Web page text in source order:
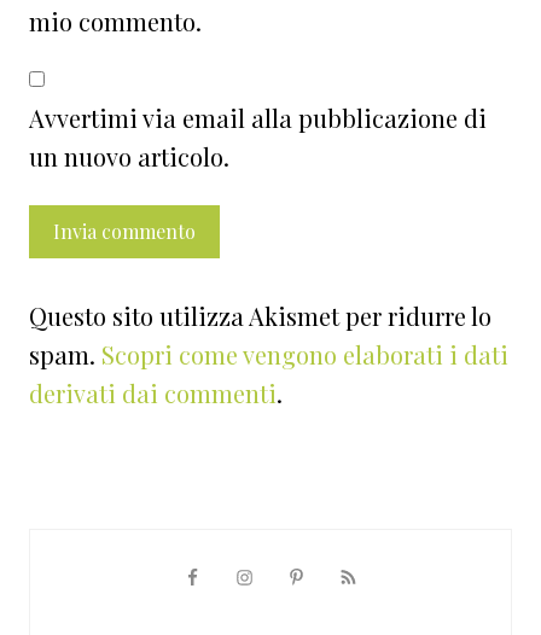
mio commento.
Avvertimi via email alla pubblicazione di
un nuovo articolo.
Questo sito utilizza Akismet per ridurre lo
spam. Scopri come vengono elaborati i dati
derivati dai commenti.